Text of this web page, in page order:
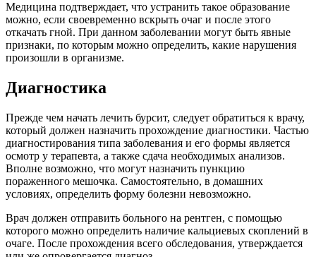
Медицина подтверждает, что устранить такое образование
можно, если своевременно вскрыть очаг и после этого
откачать гной. При данном заболевании могут быть явные
признаки, по которым можно определить, какие нарушения
произошли в организме.
Диагностика
Прежде чем начать лечить бурсит, следует обратиться к врачу,
который должен назначить прохождение диагностики. Частью
диагностирования типа заболевания и его формы является
осмотр у терапевта, а также сдача необходимых анализов.
Вполне возможно, что могут назначить пункцию
пораженного мешочка. Самостоятельно, в домашних
условиях, определить форму болезни невозможно.
Врач должен отправить больного на рентген, с помощью
которого можно определить наличие кальциевых скоплений в
очаге. После прохождения всего обследования, утверждается